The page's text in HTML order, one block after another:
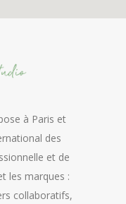
à Paris et
des
et de
les marques :
collaboratifs,